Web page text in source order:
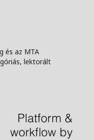
és az MTA
lektorált